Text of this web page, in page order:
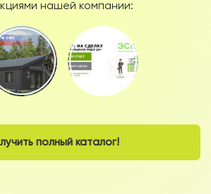
нашей компании:
полный каталог!